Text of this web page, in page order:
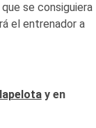
se consiguiera
el entrenador a
y en